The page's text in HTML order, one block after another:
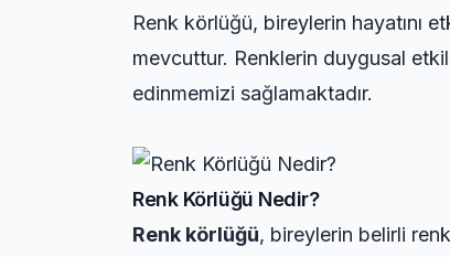
Renk körlüğü, bireylerin hayatını
mevcuttur. Renklerin duygusal
edinmemizi sağlamaktadır.
Renk Körlüğü Nedir?
Renk körlüğü, bireylerin belirli